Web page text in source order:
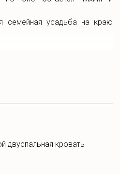
семейная усадьба на краю
неспешного шага от входа в
на это.
наш дом сохраняет все
отдыха: две уютные
двуспальная кровать